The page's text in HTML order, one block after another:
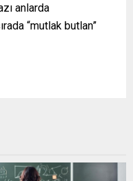
anlarda
“mutlak butlan”